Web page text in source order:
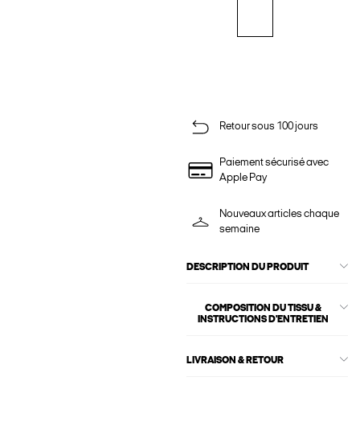
Retour sous 100 jours
Paiement sécurisé avec
Apple Pay
Nouveaux articles chaque
semaine
DESCRIPTION DU PRODUIT
COMPOSITION DU TISSU &
INSTRUCTIONS D'ENTRETIEN
LIVRAISON & RETOUR